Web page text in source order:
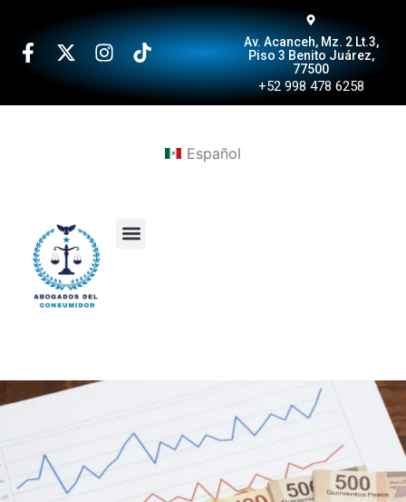
Av. Acanceh, Mz. 2 Lt.3,
Piso 3 Benito Juárez,
77500
+52 998 478 6258
Español